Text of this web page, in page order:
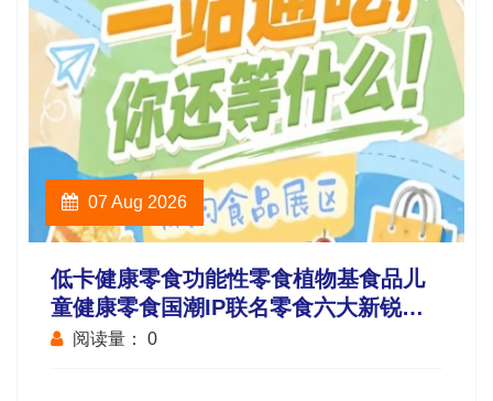
07 Aug 2026
低卡健康零食功能性零食植物基食品儿
童健康零食国潮IP联名零食六大新锐板
块重磅升级
阅读量： 0